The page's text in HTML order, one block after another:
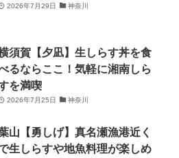
2026年7月29日 神奈川
須賀【夕凪】生しらす丼を食
るならここ！気軽に湘南しら
を満喫
2026年7月25日 神奈川
山【勇しげ】真名瀬漁港近く
生しらすや地魚料理が楽しめ